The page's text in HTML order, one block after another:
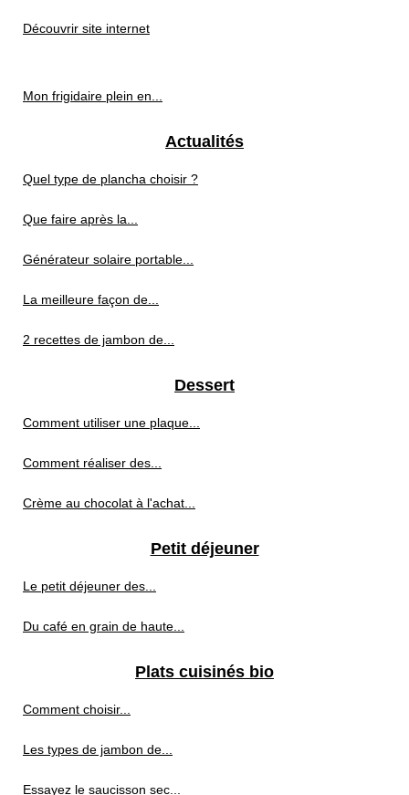
Découvrir site internet
Mon frigidaire plein en...
Actualités
Quel type de plancha choisir ?
Que faire après la...
Générateur solaire portable...
La meilleure façon de...
2 recettes de jambon de...
Dessert
Comment utiliser une plaque...
Comment réaliser des...
Crème au chocolat à l'achat...
Petit déjeuner
Le petit déjeuner des...
Du café en grain de haute...
Plats cuisinés bio
Comment choisir...
Les types de jambon de...
Essayez le saucisson sec...